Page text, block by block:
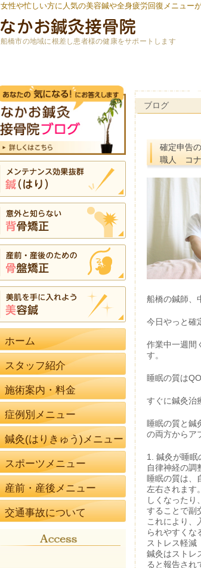
女性や忙しい方に人気の美容鍼や全身疲労回復メニュー
船橋市の地域に根差し患者様の健康をサポートします
ブログ
確定申告
職人 コナ
船橋の鍼師、
今日やっと確
作業中一週間
す。
睡眠の質は
すぐに鍼灸治
睡眠の質と鍼
の両方からア
1. 鍼灸が睡眠
自律神経の調
睡眠の質は、
左右されます
しくなったり
することで副
これにより、
られやすくな
ストレス軽減
鍼灸はストレ
ると報告され
ホーム
スタッフ紹介
施術案内・料金
症例別メニュー
鍼灸(はりきゅう)メニュー
スポーツメニュー
産前・産後メニュー
交通事故について